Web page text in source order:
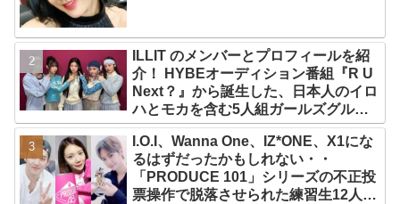
ILLIT のメンバーとプロフィールを紹
介！ HYBEオーディション番組『R U
Next？』から誕生した、日本人のイロ
ハとモカを含む5人組ガールズグルー
プ！ デビュー曲「Magnetic」がいき
なりの大ヒット
I.O.I、Wanna One、IZ*ONE、X1にな
るはずだったかもしれない・・
「PRODUCE 101」シリーズの不正投
票操作で脱落させられた練習生12人の